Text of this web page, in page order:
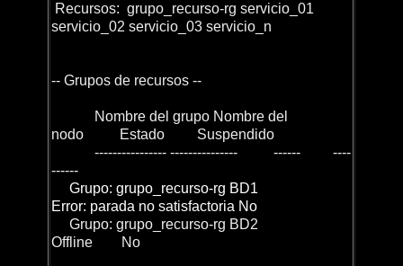
Recursos: grupo_recurso-rg servicio_01
servicio_02 servicio_03 servicio_n
-- Grupos de recursos --
Nombre del grupo Nombre del
nodo Estado Suspendido
---------------- --------------- ------ ----
------
Grupo: grupo_recurso-rg BD1
Error: parada no satisfactoria No
Grupo: grupo_recurso-rg BD2
Offline No